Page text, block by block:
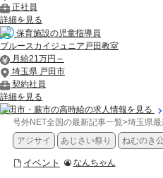
正社員
詳細を見る
保育施設の児童指導員
ブルースカイジュニア戸田教室
月給21万円～
埼玉県 戸田市
契約社員
詳細を見る
戸田市・蕨市の高時給の求人情報を見る
号外NET全国の最新記事一覧>埼玉県
アジサイ
あじさい祭り ねむのき
イベント なんちゃん